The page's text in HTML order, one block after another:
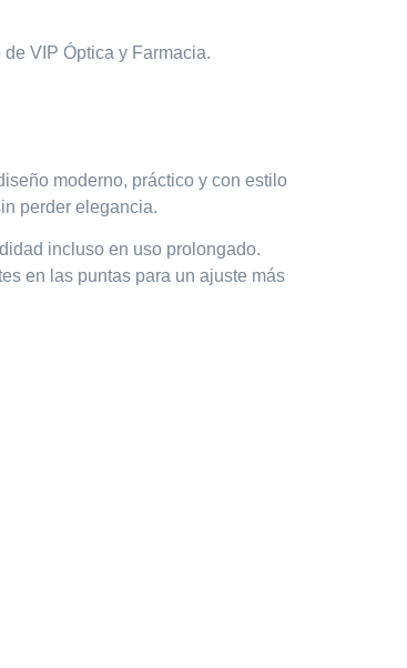
deVIP Óptica y Farmacia.
moderno, práctico y con estilo
perder elegancia.
incluso en uso prolongado.
en las puntas para un ajuste más